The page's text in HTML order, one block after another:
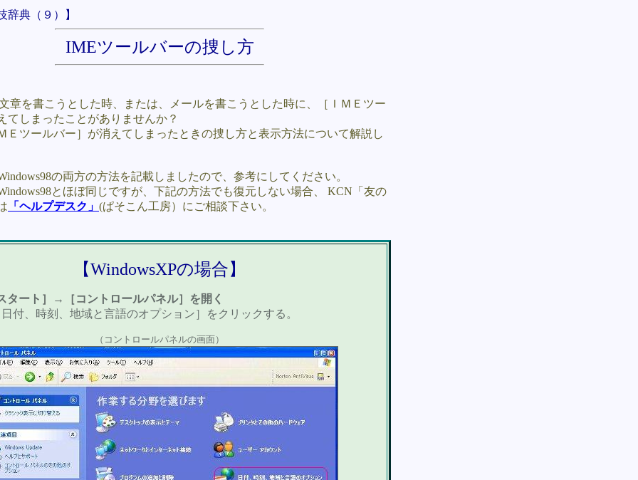
辞典（９）】
IMEツールバーの捜し方
章を書こうとした時、または、メールを書こうとした時に、［ＩＭＥツー
てしまったことがありませんか？
Ｅツールバー］が消えてしまったときの捜し方と表示方法について解説し
の両方の方法を記載しましたので、参考にしてください。
とほぼ同じですが、下記の方法でも復元しない場合、 KCN「友の
「ヘルプデスク」 (ぱそこん工房）にご相談下さい。
【WindowsXPの場合】
タート］→［コントロールパネル］を開く
付、時刻、地域と言語のオプション］をクリックする。
（コントロールパネルの画面）